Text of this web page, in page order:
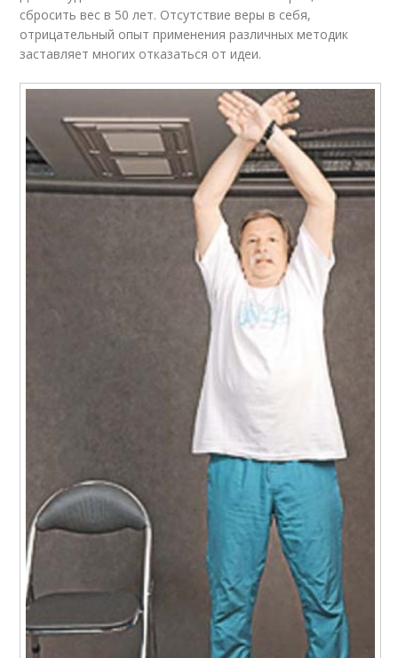
сбросить вес в 50 лет. Отсутствие веры в себя,
отрицательный опыт применения различных методик
заставляет многих отказаться от идеи.